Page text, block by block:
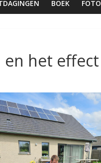
BOEK FOTO
en het effect